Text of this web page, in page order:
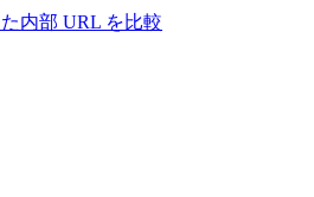
内部 URL を比較